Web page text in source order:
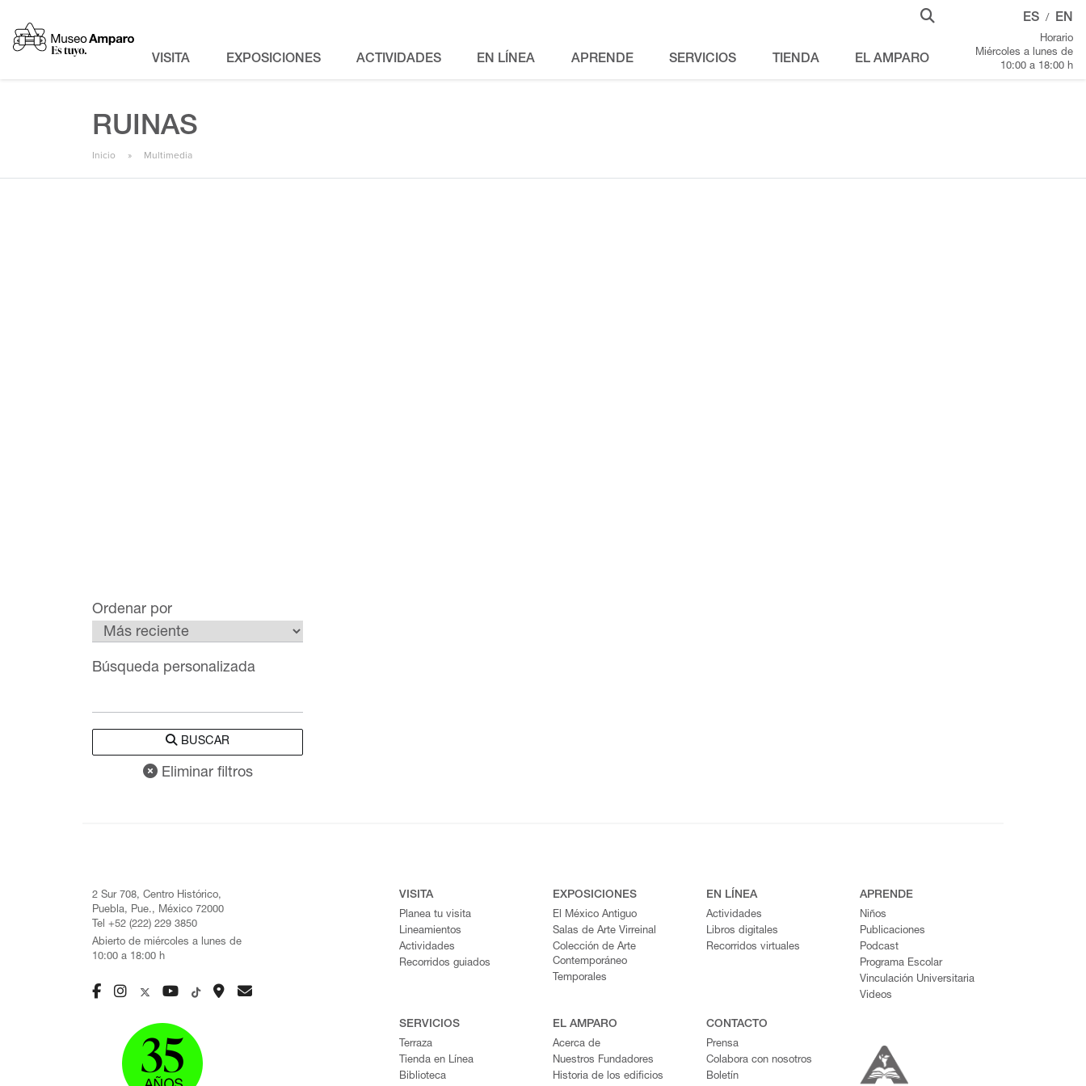
VISITA EXPOSICIONES ACTIVIDADES EN LÍNEA APRENDE SERVICIOS TIENDA EL AMPARO
ES / EN
Horario
Miércoles a lunes de
10:00 a 18:00 h
RUINAS
Inicio Multimedia
Ordenar por
Búsqueda personalizada
BUSCAR
Eliminar filtros
2 Sur 708, Centro Histórico,
Puebla, Pue., México 72000
Tel +52 (222) 229 3850
Abierto de miércoles a lunes de
10:00 a 18:00 h
VISITA
Planea tu visita
Lineamientos
Actividades
Recorridos guiados
EXPOSICIONES
El México Antiguo
Salas de Arte Virreinal
Colección de Arte
Contemporáneo
Temporales
EN LÍNEA
Actividades
Libros digitales
Recorridos virtuales
APRENDE
Niños
Publicaciones
Podcast
Programa Escolar
Vinculación Universitaria
Videos
SERVICIOS
Terraza
Tienda en Línea
Biblioteca
EL AMPARO
Acerca de
Nuestros Fundadores
Historia de los edificios
CONTACTO
Prensa
Colabora con nosotros
Boletín